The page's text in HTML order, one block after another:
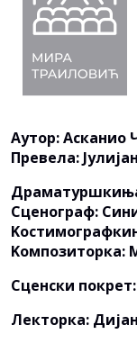
Aутор: Асканио
Превела:
Сценограф:
Kомпозиторка:
Сценски
Лекторка: